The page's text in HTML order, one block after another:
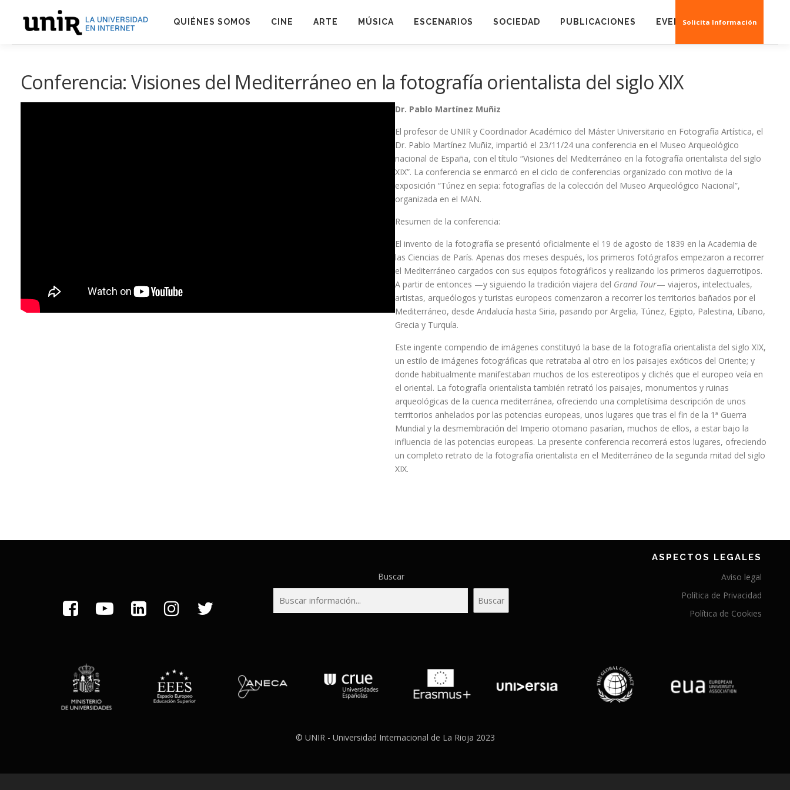
content
QUIÉNES SOMOS CINE ARTE MÚSICA ESCENARIOS SOCIEDAD PUBLICACIONES EVENTOS CREAS 3D
Conferencia: Visiones del Mediterráneo en la fotografía orientalista del siglo XIX
Dr. Pablo Martínez Muñiz
El profesor de UNIR y Coordinador Académico del Máster Universitario en Fotografía Artística, el
Dr. Pablo Martínez Muñiz, impartió el 23/11/24 una conferencia en el Museo Arqueológico
nacional de España, con el título “Visiones del Mediterráneo en la fotografía orientalista del siglo
XIX”. La conferencia se enmarcó en el ciclo de conferencias organizado con motivo de la
exposición “Túnez en sepia: fotografías de la colección del Museo Arqueológico Nacional”,
organizada en el MAN.
Resumen de la conferencia:
El invento de la fotografía se presentó oficialmente el 19 de agosto de 1839 en la Academia de
las Ciencias de París. Apenas dos meses después, los primeros fotógrafos empezaron a recorrer
el Mediterráneo cargados con sus equipos fotográficos y realizando los primeros daguerrotipos.
A partir de entonces —y siguiendo la tradición viajera del Grand Tour— viajeros, intelectuales,
artistas, arqueólogos y turistas europeos comenzaron a recorrer los territorios bañados por el
Mediterráneo, desde Andalucía hasta Siria, pasando por Argelia, Túnez, Egipto, Palestina, Líbano,
Grecia y Turquía.
Este ingente compendio de imágenes constituyó la base de la fotografía orientalista del siglo XIX,
un estilo de imágenes fotográficas que retrataba al otro en los paisajes exóticos del Oriente; y
donde habitualmente manifestaban muchos de los estereotipos y clichés que el europeo veía en
el oriental. La fotografía orientalista también retrató los paisajes, monumentos y ruinas
arqueológicas de la cuenca mediterránea, ofreciendo una completísima descripción de unos
territorios anhelados por las potencias europeas, unos lugares que tras el fin de la 1ª Guerra
Mundial y la desmembración del Imperio otomano pasarían, muchos de ellos, a estar bajo la
influencia de las potencias europeas. La presente conferencia recorrerá estos lugares, ofreciendo
un completo retrato de la fotografía orientalista en el Mediterráneo de la segunda mitad del siglo
XIX.
Buscar
Buscar
Solicita Información
ASPECTOS LEGALES
Aviso legal
Política de Privacidad
Política de Cookies
© UNIR - Universidad Internacional de La Rioja 2023